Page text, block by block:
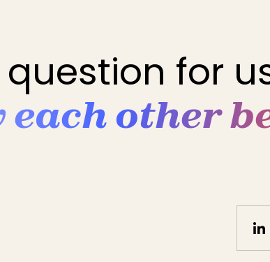
for
each other